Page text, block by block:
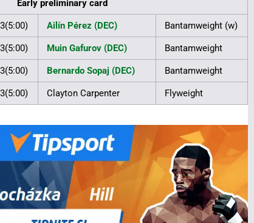
Early preliminary card
3(5:00) Ailín Pérez (DEC) Bantamweight (w)
3(5:00) Muin Gafurov (DEC) Bantamweight
3(5:00) Bernardo Sopaj (DEC) Bantamweight
3(5:00) Clayton Carpenter Flyweight